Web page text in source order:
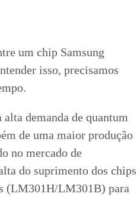
um chip Samsung
isso, precisamos
demanda de quantum
de uma maior produção
no mercado de
do suprimento dos chips
(LM301H/LM301B) para